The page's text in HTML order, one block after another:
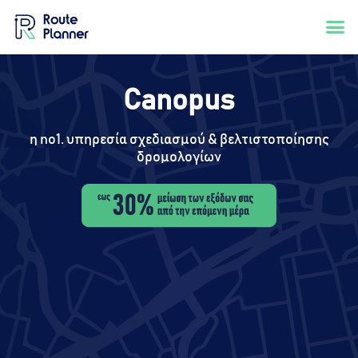
Canopus
η no1. υπηρεσία σχεδιασμού & βελτιστοποίησης
δρομολογίων